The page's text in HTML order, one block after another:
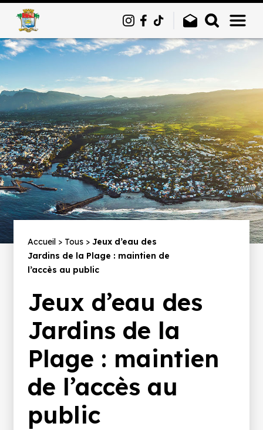
Fil
d'Ariane
Accueil Tous
Jeux d’eau des
Jardins de la Plage : maintien de
l’accès au public
Jeux d’eau des
Jardins de la
Plage : maintien
de l’accès au
public
Panneau de gestion des cookies